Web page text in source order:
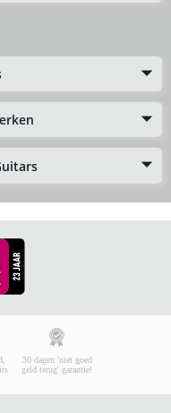
30 dagen 'niet goed
geld terug' garantie!